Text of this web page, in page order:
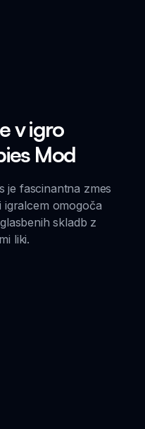
v igro
Mod
je fascinantna zmes
igralcem omogoča
skladb z
liki.